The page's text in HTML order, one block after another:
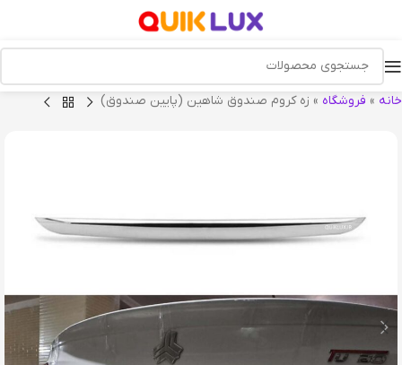
خانه » فروشگاه » زه کروم صندوق شاهین (پایین صندوق)